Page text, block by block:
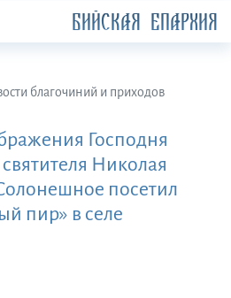
БИЙСКАЯ ЕПАРХИЯ
благочиний и приходов
Господня
Николая
посетил
пир» в селе